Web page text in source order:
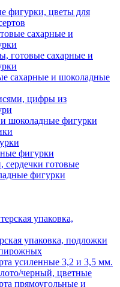
фигурки, цветы для
сахарные и
готовые сахарные и
сахарные и шоколадные
цифры из
шоколадные фигурки
фигурки
сердечки готовые
фигурки
упаковка, подложки
усиленные 3,2 и 3,5 мм.
черный, цветные
прямоугольные и